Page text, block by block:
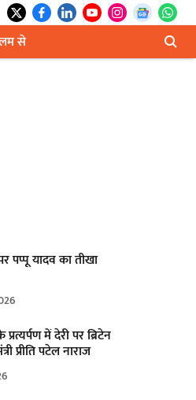
से
पप्पू यादव का तीखा
में देरी पर ब्रिटेन
प्रीति पटेल नाराज